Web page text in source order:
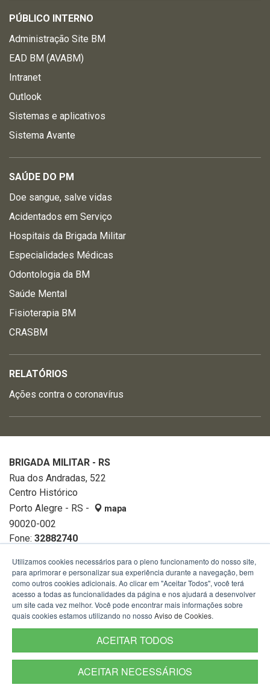
PÚBLICO INTERNO
Administração Site BM
EAD BM (AVABM)
Intranet
Outlook
Sistemas e aplicativos
Sistema Avante
SAÚDE DO PM
Doe sangue, salve vidas
Acidentados em Serviço
Hospitais da Brigada Militar
Especialidades Médicas
Odontologia da BM
Saúde Mental
Fisioterapia BM
CRASBM
RELATÓRIOS
Ações contra o coronavírus
BRIGADA MILITAR - RS
Rua dos Andradas, 522
Centro Histórico
Porto Alegre - RS -
mapa
90020-002
Fone: 32882740
Termos de Uso
Utilizamos cookies necessários para o pleno funcionamento do nosso site,
para aprimorar e personalizar sua experiência durante a navegação, bem
como outros cookies adicionais. Ao clicar em "Aceitar Todos", você terá
acesso a todas as funcionalidades da página e nos ajudará a desenvolver
um site cada vez melhor. Você pode encontrar mais informações sobre
quais cookies estamos utilizando no nosso Aviso de Cookies.
ACEITAR TODOS
ACEITAR NECESSÁRIOS